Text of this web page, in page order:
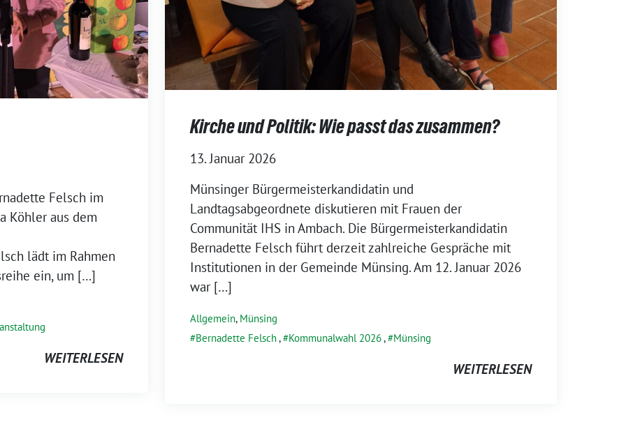
Felsch im
Köhler aus dem
lädt im Rahmen
ein, um […]
WEITERLESEN
Kirche und Politik: Wie passt das zusammen?
13. Januar 2026
Münsinger Bürgermeisterkandidatin und
Landtagsabgeordnete diskutieren mit Frauen der
Communität IHS in Ambach. Die Bürgermeisterkandidatin
Bernadette Felsch führt derzeit zahlreiche Gespräche mit
Institutionen in der Gemeinde Münsing. Am 12. Januar 2026
war […]
Allgemein, Münsing
Bernadette Felsch, Kommunalwahl 2026, Münsing
WEITERLESEN